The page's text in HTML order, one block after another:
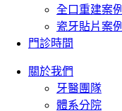
全口重建案例
瓷牙貼片案例
門診時間
關於我們
牙醫團隊
體系分院